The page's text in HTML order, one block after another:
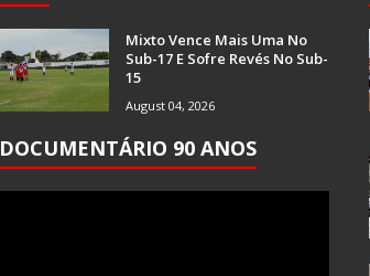
Mixto Vence Mais Uma No
Sub-17 E Sofre Revés No Sub-
15
August 04, 2026
DOCUMENTÁRIO 90 ANOS